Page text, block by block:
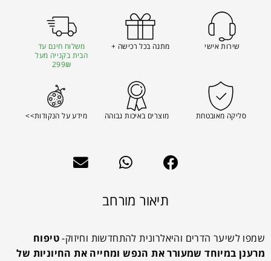
שירות אישי מתנה בכל רכישה +
משלוח חינם עד
הבית בקנייה מעל
299₪
סליקה מאובטחת מוצרים באיכות גבוהה מידע על הנקודות>>
תיאור מורחב
שמפו לשיער הדרים והיאלרונית להתחדשות וחיזוק-טיפוח
מרענן במיוחד שמעורר את הנפש ומחייה את החיוניות של